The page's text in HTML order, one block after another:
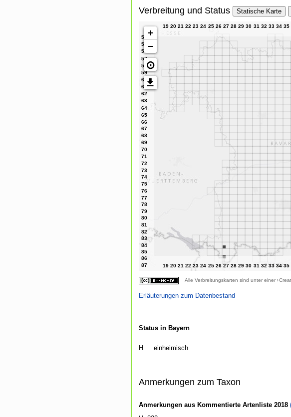
Verbreitung und Status Statische Karte
+
−
⊙
Alle Verbreitungskarten sind unter einer
Erläuterungen zum Datenbestand
Status in Bayern
H einheimisch
Anmerkungen zum Taxon
Anmerkungen aus Kommentierte Artenliste 2018